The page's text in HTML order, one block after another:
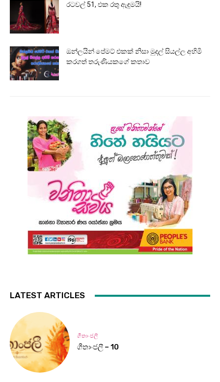
රටවල් 51, එක රතු ඇඳුමයි!
ඔන්ලයින් පේමට් එකක් නිසා මුදල් සියල්ල අහිමි
කරගත් තරුණියකගේ කතාව
LATEST ARTICLES
ගීතාංජලී
ගීතාංජලී – 10